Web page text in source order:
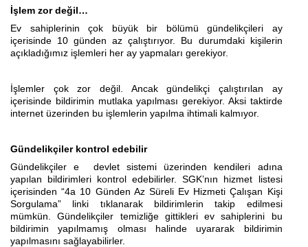
İşlem zor değil…
Ev sahiplerinin çok büyük bir bölümü gündelikçileri ay
içerisinde 10 günden az çalıştırıyor. Bu durumdaki kişilerin
açıkladığımız işlemleri her ay yapmaları gerekiyor.
İşlemler çok zor değil. Ancak gündelikçi çalıştırılan ay
içerisinde bildirimin mutlaka yapılması gerekiyor. Aksi taktirde
internet üzerinden bu işlemlerin yapılma ihtimali kalmıyor.
Gündelikçiler kontrol edebilir
Gündelikçiler e devlet sistemi üzerinden kendileri adına
yapılan bildirimleri kontrol edebilirler. SGK’nın hizmet listesi
içerisinden “4a 10 Günden Az Süreli Ev Hizmeti Çalışan Kişi
Sorgulama” linki tıklanarak bildirimlerin takip edilmesi
mümkün. Gündelikçiler temizliğe gittikleri ev sahiplerini bu
bildirimin yapılmamış olması halinde uyararak bildirimin
yapılmasını sağlayabilirler.